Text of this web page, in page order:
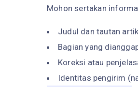
Mohon sertakan
Judul dan tautan
Bagian yang
Koreksi atau
Identitas pengirim